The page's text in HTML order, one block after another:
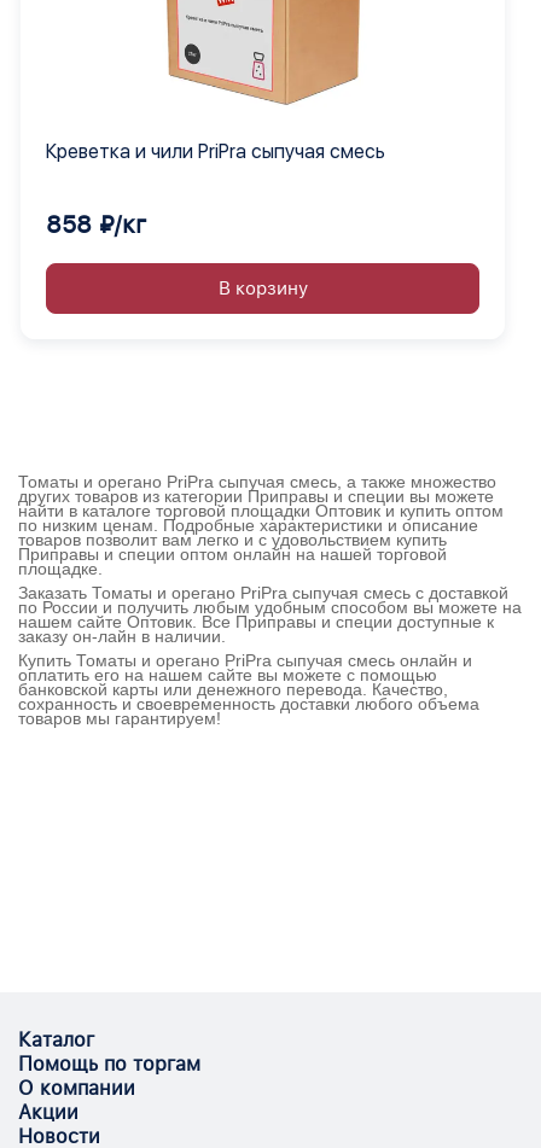
Креветка и чили PriPra сыпучая смесь
858 ₽/кг
В корзину
Томаты и орегано PriPra сыпучая смесь, а также множество
других товаров из категории Приправы и специи вы можете
найти в каталоге торговой площадки Оптовик и купить оптом
по низким ценам. Подробные характеристики и описание
товаров позволит вам легко и с удовольствием купить
Приправы и специи оптом онлайн на нашей торговой
площадке.
Заказать Томаты и орегано PriPra сыпучая смесь с доставкой
по России и получить любым удобным способом вы можете на
нашем сайте Оптовик. Все Приправы и специи доступные к
заказу он-лайн в наличии.
Купить Томаты и орегано PriPra сыпучая смесь онлайн и
оплатить его на нашем сайте вы можете с помощью
банковской карты или денежного перевода. Качество,
сохранность и своевременность доставки любого объема
товаров мы гарантируем!
Каталог
Помощь по торгам
О компании
Акции
Новости